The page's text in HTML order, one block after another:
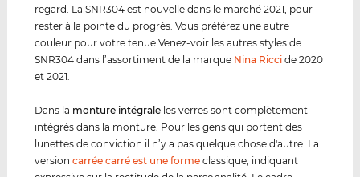
regard. La SNR304 est nouvelle dans le marché 2021, pour
rester à la pointe du progrès. Vous préférez une autre
couleur pour votre tenue Venez-voir les autres styles de
SNR304 dans l’assortiment de la marque Nina Ricci de 2020
et 2021.
Dans la monture intégrale les verres sont complètement
intégrés dans la monture. Pour les gens qui portent des
lunettes de conviction il n’y a pas quelque chose d'autre. La
versioncarrée carré est une forme classique, indiquant